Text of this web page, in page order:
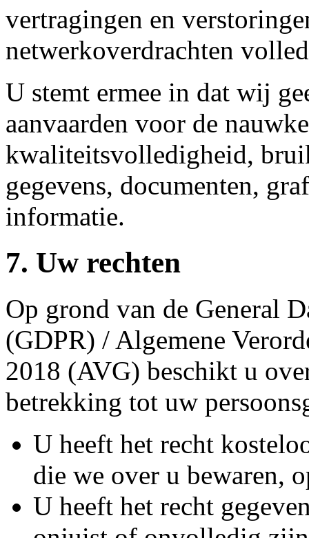
vertragingen en
netwerkoverdrachten
U stemt ermee in dat wij
aanvaarden voor de
kwaliteitsvolledigheid,
gegevens, documenten,
informatie.
7. Uw rechten
Op grond van de General
(GDPR) / Algemene
2018 (AVG) beschikt u
betrekking tot uw
U heeft het recht
die we over u bewaren,
U heeft het recht